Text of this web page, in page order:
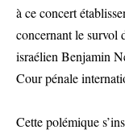
à ce concert
concernant le survol
israélien Benjamin
Cour pénale
Cette polémique